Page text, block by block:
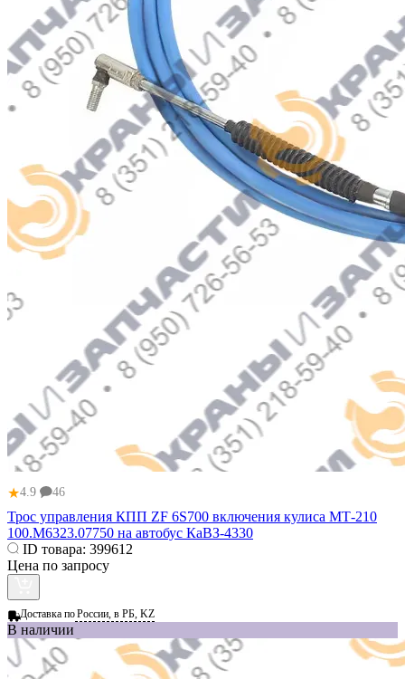
★4.9 46
Трос управления КПП ZF 6S700 включения кулиса МТ-210
100.М6323.07750 на автобус КаВЗ-4330
ID товара: 399612
Цена по запросу
Доставка поРоссии, в РБ, KZ
В наличии